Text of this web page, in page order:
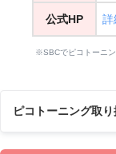
公式HP 詳
※SBCでピコトーニン
ピコトーニング取